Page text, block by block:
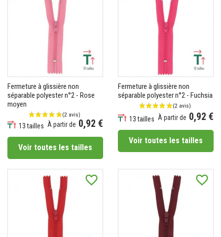
Fermeture à glissière non
séparable polyester n°2 - Rose
moyen
13 tailles À partir de 0,92 €
Voir toutes les tailles
Fermeture à glissière non
séparable polyester n°2 - Fuchsia
13 tailles À partir de 0,92 €
Voir toutes les tailles
favorite_border favorite_border